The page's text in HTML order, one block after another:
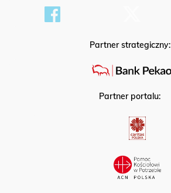
Partner strategiczny:
Partner portalu: